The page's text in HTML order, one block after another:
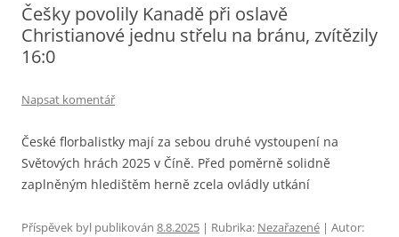
Češky povolily Kanadě při oslavě
Christianové jednu střelu na bránu, zvítězily
16:0
Napsat komentář
České florbalistky mají za sebou druhé vystoupení na
Světových hrách 2025 v Číně. Před poměrně solidně
zaplněným hledištěm herně zcela ovládly utkání
Příspěvek byl publikován 8.8.2025 | Rubrika: Nezařazené | Autor: